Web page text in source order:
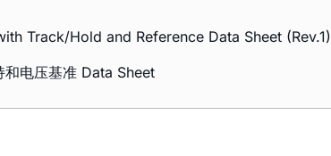
Track/Hold and Reference Data Sheet (Rev.1)
电压基准 Data Sheet